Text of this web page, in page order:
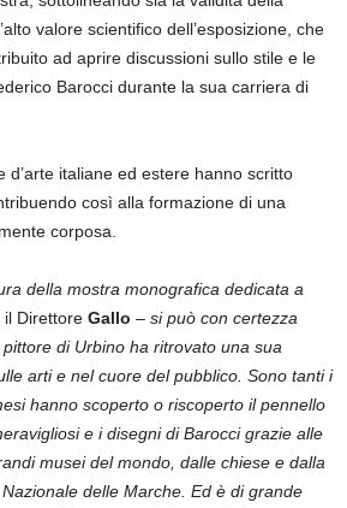
valore scientifico dell’esposizione, che
ad aprire discussioni sullo stile e le
Barocci durante la sua carriera di
d’arte italiane ed estere hanno scritto
così alla formazione di una
corposa.
della mostra monografica dedicata a
il Direttore Gallo – si può con certezza
di Urbino ha ritrovato una sua
arti e nel cuore del pubblico. Sono tanti i
hanno scoperto o riscoperto il pennello
e i disegni di Barocci grazie alle
musei del mondo, dalle chiese e dalla
delle Marche. Ed è di grande